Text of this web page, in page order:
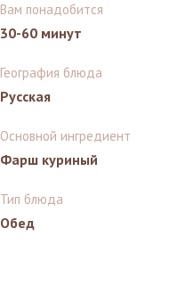
Вам понадобится
30-60 минут
География блюда
Русская
Основной ингредиент
Фарш куриный
Тип блюда
Обед